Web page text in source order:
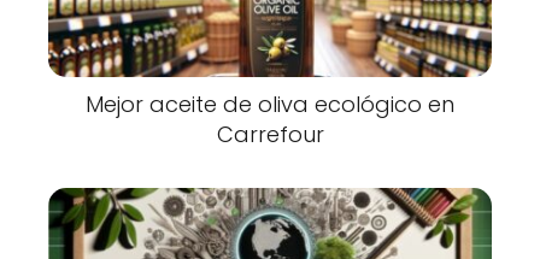
Mejor aceite de oliva ecológico en
Carrefour